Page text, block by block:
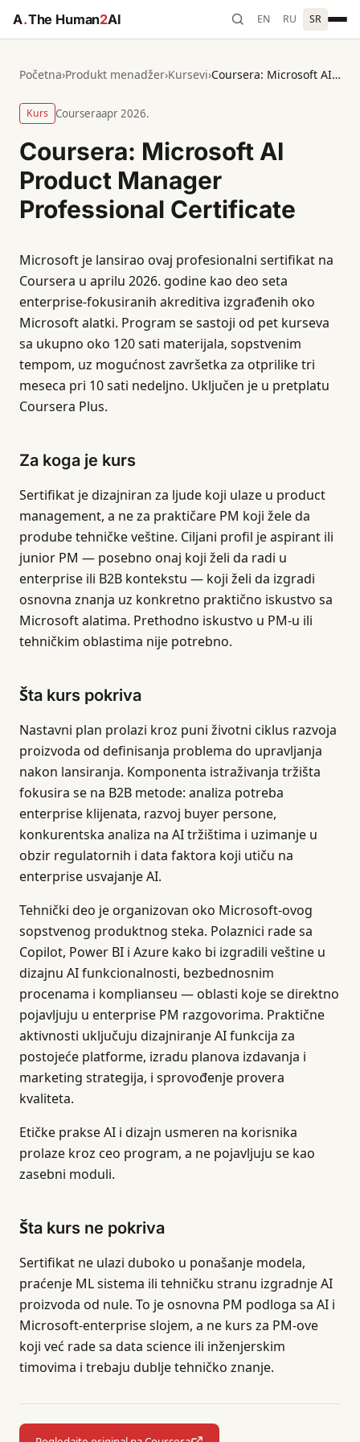
A.The Human2AI EN RU SR
Početna›Produkt menadžer›Kursevi› Coursera: Microsoft AI Product Manager Professional Certificate
Kurs Courseraapr 2026.
Coursera: Microsoft AI
Product Manager
Professional Certificate
Microsoft je lansirao ovaj profesionalni sertifikat na
Coursera u aprilu 2026. godine kao deo seta
enterprise-fokusiranih akreditiva izgrađenih oko
Microsoft alatki. Program se sastoji od pet kurseva
sa ukupno oko 120 sati materijala, sopstvenim
tempom, uz mogućnost završetka za otprilike tri
meseca pri 10 sati nedeljno. Uključen je u pretplatu
Coursera Plus.
Za koga je kurs
Sertifikat je dizajniran za ljude koji ulaze u product
management, a ne za praktičare PM koji žele da
prodube tehničke veštine. Ciljani profil je aspirant ili
junior PM — posebno onaj koji želi da radi u
enterprise ili B2B kontekstu — koji želi da izgradi
osnovna znanja uz konkretno praktično iskustvo sa
Microsoft alatima. Prethodno iskustvo u PM-u ili
tehničkim oblastima nije potrebno.
Šta kurs pokriva
Nastavni plan prolazi kroz puni životni ciklus razvoja
proizvoda od definisanja problema do upravljanja
nakon lansiranja. Komponenta istraživanja tržišta
fokusira se na B2B metode: analiza potreba
enterprise klijenata, razvoj buyer persone,
konkurentska analiza na AI tržištima i uzimanje u
obzir regulatornih i data faktora koji utiču na
enterprise usvajanje AI.
Tehnički deo je organizovan oko Microsoft-ovog
sopstvenog produktnog steka. Polaznici rade sa
Copilot, Power BI i Azure kako bi izgradili veštine u
dizajnu AI funkcionalnosti, bezbednosnim
procenama i komplianseu — oblasti koje se direktno
pojavljuju u enterprise PM razgovorima. Praktične
aktivnosti uključuju dizajniranje AI funkcija za
postojeće platforme, izradu planova izdavanja i
marketing strategija, i sprovođenje provera
kvaliteta.
Etičke prakse AI i dizajn usmeren na korisnika
prolaze kroz ceo program, a ne pojavljuju se kao
zasebni moduli.
Šta kurs ne pokriva
Sertifikat ne ulazi duboko u ponašanje modela,
praćenje ML sistema ili tehničku stranu izgradnje AI
proizvoda od nule. To je osnovna PM podloga sa AI i
Microsoft-enterprise slojem, a ne kurs za PM-ove
koji već rade sa data science ili inženjerskim
timovima i trebaju dublje tehničko znanje.